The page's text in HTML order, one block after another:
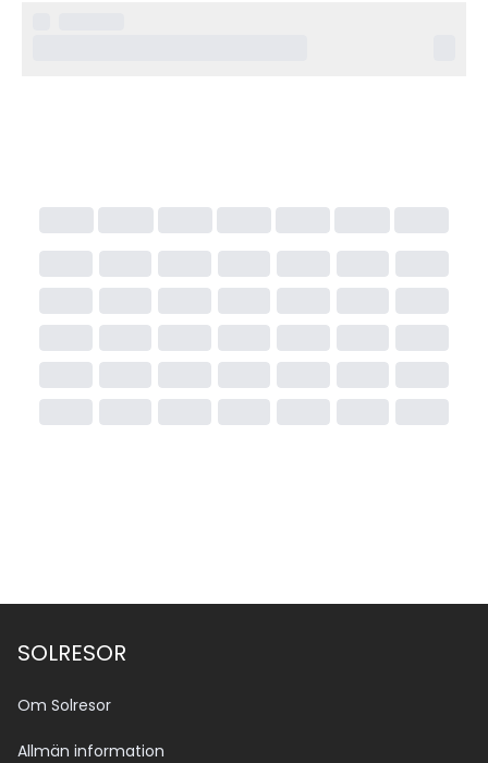
SOLRESOR
Om Solresor
Allmän information